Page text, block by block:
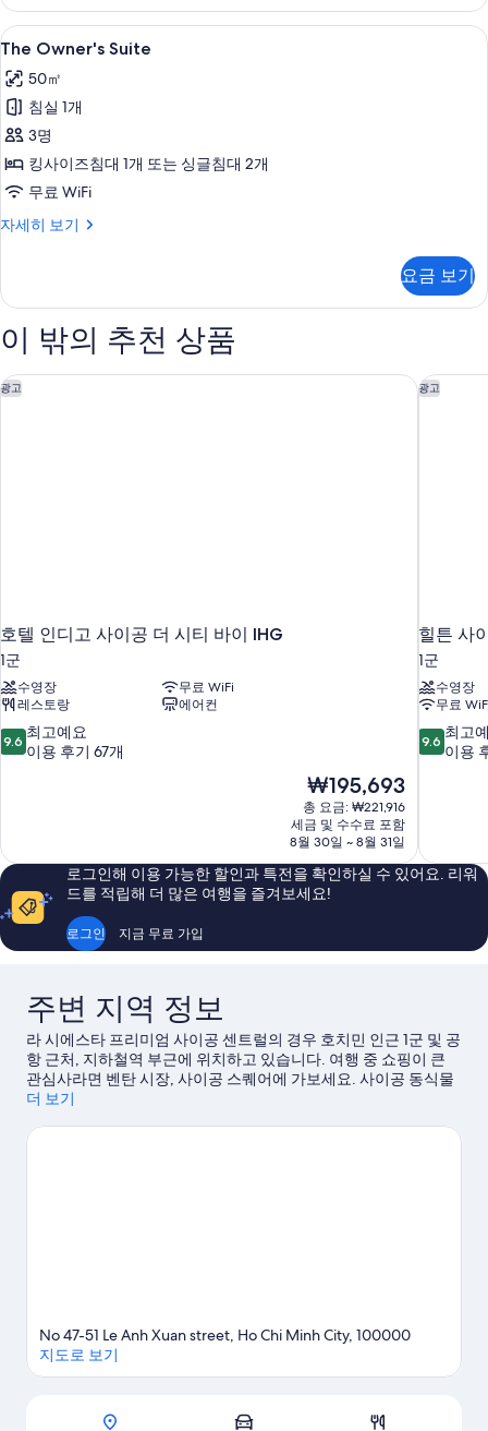
두
보
기
티
브
룸
세
히
보
기
The
Owner's
Suite
사
진
모
두
보
The Owner's Suite | 욕실 | 별도의 욕
7
The Owner's Suite
50㎡
침실 1개
3명
킹사이즈침대 1개 또는 싱글침대 2개
무료 WiFi
자세히 보기
The
세
보
요금 보기
이 밖의 추천 상품
광고
호텔 인디고 사이공 더 시티 바이 IHG
1군
수영장
무료 WiFi
레스토랑
에어컨
10
점
점,
최
예
요,
이
9.6 최고예요
이용 후기 67개
현
재
요
금
₩195,693
₩195,693
총 요금: ₩221,916
세금 및 수수료 포함
8월 30일 ~ 8월 31일
호텔 인디고 사이공 더 시티 바이 IHG 광고
힐튼 사
1군
수영장
무료
10
점
점,
최
고
이
개
9.6 최고
이용
힐튼 사
로그인해 이용 가능한 할인과 특전을 확인하실 수 있어요. 리워
드를 적립해 더 많은 여행을 즐겨보세요!
로그인 지금 무료 가입
주변 지역 정보
라 시에스타 프리미엄 사이공 센트럴의 경우 호치민 인근 1군 및 공
항 근처, 지하철역 부근에 위치하고 있습니다. 여행 중 쇼핑이 큰
관심사라면 벤탄 시장, 사이공 스퀘어에 가보세요. 사이공 동식물
원도 인기 명소로 유명하니 방문해 볼 만합니다. 아이와 함께 여행
처에서 보트 투어 또는 에코투어 같은 야외 활동을 즐기는 시간도
더 보기
지도
No 47-51 Le Anh Xuan street, Ho Chi Minh City, 100000
지도로 보기